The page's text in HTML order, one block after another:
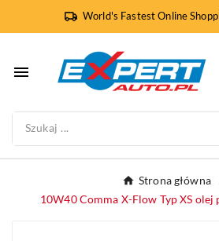
World's Fastest Online

Strona główna
10W40 Comma X-Flow Typ XS olej